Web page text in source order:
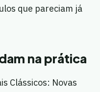
que pareciam já
na prática
Clássicos: Novas